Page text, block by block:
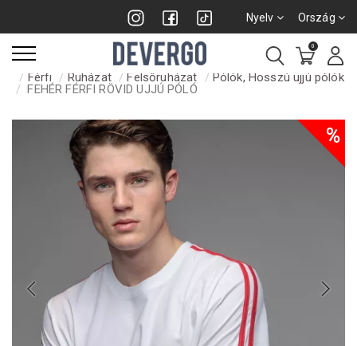
Nyelv Ország
0
Férfi Ruházat Felsőruházat
Pólók, Hosszú ujjú pólók
FEHÉR FÉRFI RÖVID UJJÚ PÓLÓ
%